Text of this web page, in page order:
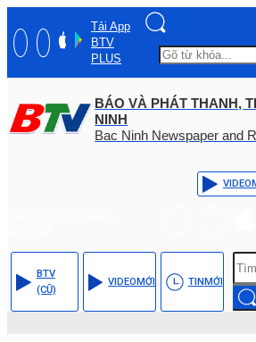
Tải App
BTV
PLUS
BÁO VÀ PHÁT THANH,
NINH
Bac Ninh Newspaper and
VIDEO
BTV
(CŨ)
VIDEOMỚI TINMỚI